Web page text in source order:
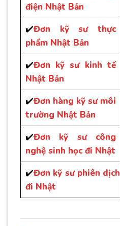
điện Nhật Bản
✔️Đơn kỹ sư thực
phẩm Nhật Bản
✔️Đơn kỹ sư kinh tế
Nhật Bản
✔️Đơn hàng kỹ sư môi
trường Nhật Bản
✔️Đơn kỹ sư công
nghệ sinh học đi Nhật
✔️Đơn kỹ sư phiên dịch
đi Nhật